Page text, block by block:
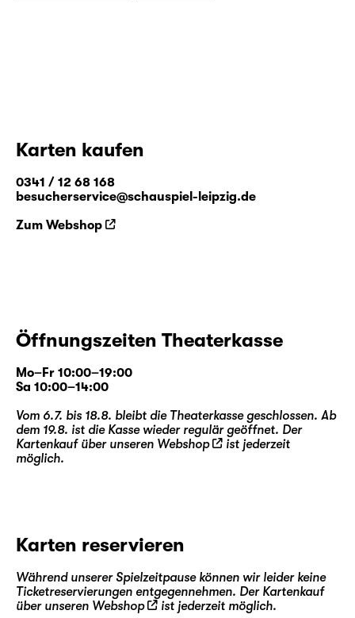
Karten kaufen
0341 / 12 68 168
besucherservice@schauspiel-leipzig.de
Zum Webshop
Öffnungszeiten Theaterkasse
Mo–Fr 10:00–19:00
Sa 10:00–14:00
Vom 6.7. bis 18.8. bleibt die Theaterkasse geschlossen. Ab
dem 19.8. ist die Kasse wieder regulär geöffnet. Der
Kartenkauf über unseren Webshop
ist jederzeit
möglich.
Karten reservieren
Während unserer Spielzeitpause können wir leider keine
Ticketreservierungen entgegennehmen. Der Kartenkauf
über unseren Webshop ist jederzeit möglich.